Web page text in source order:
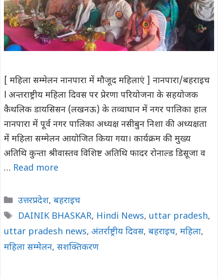
[ महिला सम्मेलन नानपारा में मौजूद महिलाएं ] नानपारा/बहराइच
l अन्तराष्ट्रीय महिला दिवस पर प्रेरणा परियोजना के सहयोजक
कैथलिक डायसिसन (लखनऊ) के तव्वाघान में नगर पालिका हाल
नानपारा में पूर्व नगर पालिका अध्यक्ष नसीबुन निशा की अध्यक्षता
में महिला सम्मेलन आयोजित किया गया। कार्यक्रम की मुख्य
अतिथि कुन्ता श्रीवास्तव विशिष्ट अतिथि फादर रोनाल्ड डिसूजा व
… Read more
Categories
उत्तरप्रदेश, बहराइच
Tags
DAINIK BHASKAR, Hindi News, uttar pradesh,
uttar pradesh news, अंतर्राष्ट्रीय दिवस, बहराइच, महिला,
महिला सम्मेलन, सशक्तिकरण